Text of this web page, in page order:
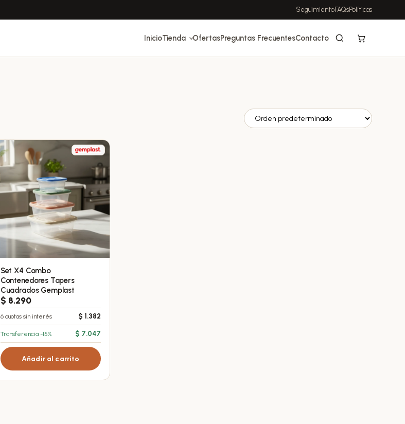
SeguimientoFAQsPolíticas
InicioTienda OfertasPreguntas FrecuentesContacto
Set X4 Combo
Contenedores Tapers
Cuadrados Gemplast
$ 8.290
6 cuotas sin interés $ 1.382
Transferencia -15% $ 7.047
Añadir al carrito